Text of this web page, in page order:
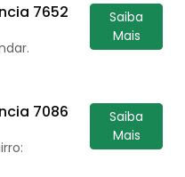
7652
Saiba
Mais
7086
Saiba
Mais